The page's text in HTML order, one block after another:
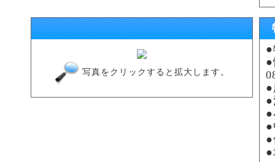
写真をクリックすると拡大します。
●
●
●
●
●
●
●
●